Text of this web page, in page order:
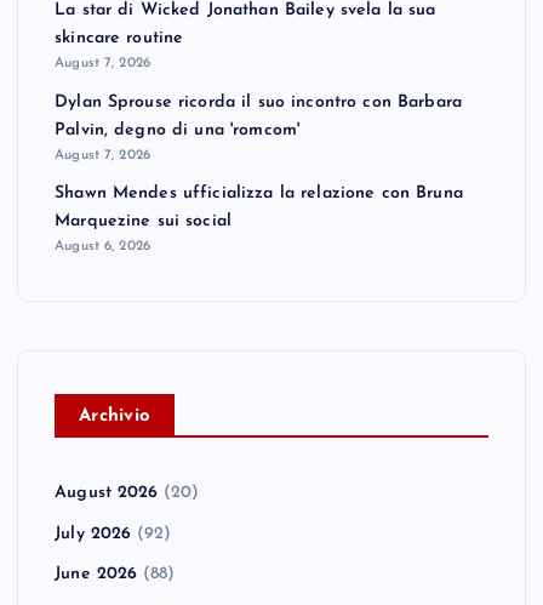
g
i
n
o
La star di Wicked Jonathan Bailey svela la sua
skincare routine
August 7, 2026
Dylan Sprouse ricorda il suo incontro con Barbara
Palvin, degno di una 'romcom'
August 7, 2026
Shawn Mendes ufficializza la relazione con Bruna
Marquezine sui social
August 6, 2026
Archivio
August 2026 (20)
July 2026 (92)
June 2026 (88)